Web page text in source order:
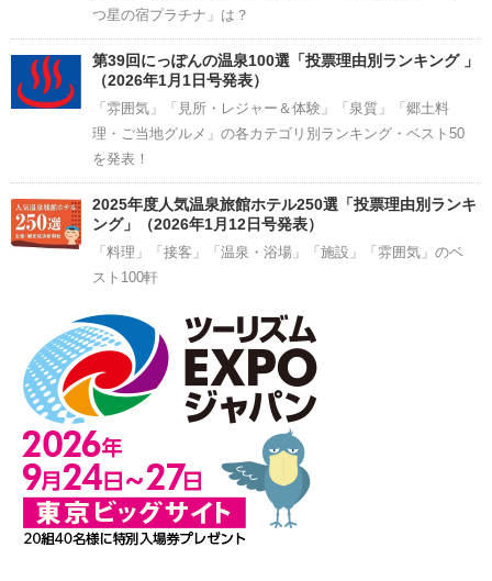
つ星の宿プラチナ」は？
第39回にっぽんの温泉100選「投票理由別ランキング 」
（2026年1月1日号発表）
「雰囲気」「見所・レジャー＆体験」「泉質」「郷土料
理・ご当地グルメ」の各カテゴリ別ランキング・ベスト50
を発表！
2025年度人気温泉旅館ホテル250選「投票理由別ランキ
ング」（2026年1月12日号発表）
「料理」「接客」「温泉・浴場」「施設」「雰囲気」のベ
スト100軒